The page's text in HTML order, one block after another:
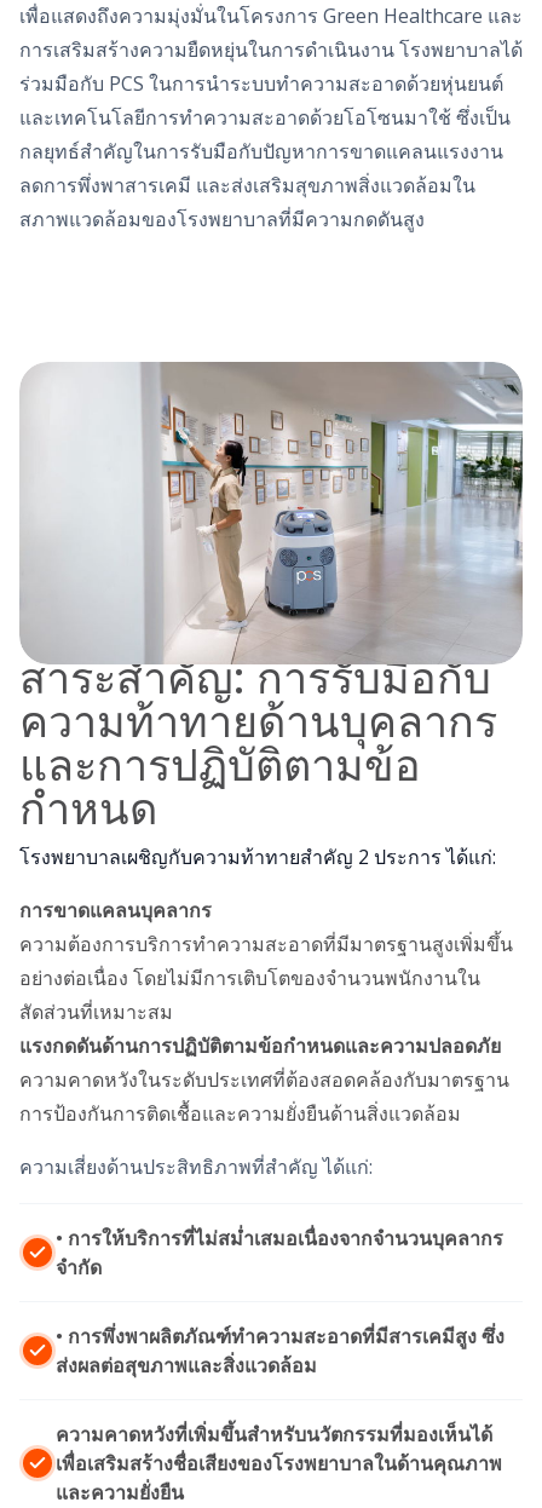
เพื่อแสดงถึงความมุ่งมั่นในโครงการ Green Healthcare และ
การเสริมสร้างความยืดหยุ่นในการดำเนินงาน โรงพยาบาลได้
ร่วมมือกับ PCS ในการนำระบบทำความสะอาดด้วยหุ่นยนต์
และเทคโนโลยีการทำความสะอาดด้วยโอโซนมาใช้ ซึ่งเป็น
กลยุทธ์สำคัญในการรับมือกับปัญหาการขาดแคลนแรงงาน
ลดการพึ่งพาสารเคมี และส่งเสริมสุขภาพสิ่งแวดล้อมใน
สภาพแวดล้อมของโรงพยาบาลที่มีความกดดันสูง
สาระสำคัญ: การรับมือกับ
ความท้าทายด้านบุคลากร
และการปฏิบัติตามข้อ
กำหนด
โรงพยาบาลเผชิญกับความท้าทายสำคัญ 2 ประการ ได้แก่:
การขาดแคลนบุคลากร
ความต้องการบริการทำความสะอาดที่มีมาตรฐานสูงเพิ่มขึ้น
อย่างต่อเนื่อง โดยไม่มีการเติบโตของจำนวนพนักงานใน
สัดส่วนที่เหมาะสม
แรงกดดันด้านการปฏิบัติตามข้อกำหนดและความปลอดภัย
ความคาดหวังในระดับประเทศที่ต้องสอดคล้องกับมาตรฐาน
การป้องกันการติดเชื้อและความยั่งยืนด้านสิ่งแวดล้อม
ความเสี่ยงด้านประสิทธิภาพที่สำคัญ ได้แก่:
• การให้บริการที่ไม่สม่ำเสมอเนื่องจากจำนวนบุคลากร
จำกัด
• การพึ่งพาผลิตภัณฑ์ทำความสะอาดที่มีสารเคมีสูง ซึ่ง
ส่งผลต่อสุขภาพและสิ่งแวดล้อม
ความคาดหวังที่เพิ่มขึ้นสําหรับนวัตกรรมที่มองเห็นได้
เพื่อเสริมสร้างชื่อเสียงของโรงพยาบาลในด้านคุณภาพ
และความยั่งยืน